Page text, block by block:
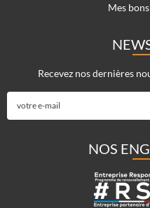
Mes
Recevez nos dernières
NOS